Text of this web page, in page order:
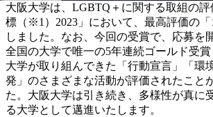
大阪大学は、LGBTQ＋に関する取組の
標（※1）2023」において、最高評価の
しました。なお、今回の受賞で、応募を
全国の大学で唯一の5年連続ゴールド受
大学が取り組んできた「行動宣言」「環
発」のさまざまな活動が評価されたこと
た。大阪大学は引き続き、多様性が真に
る大学として邁進いたします。